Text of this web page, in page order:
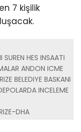
7 kişilik
SUREN HES INSAATI
ANDON ICME
BELEDIYE BASKANI
INCELEME
DHA